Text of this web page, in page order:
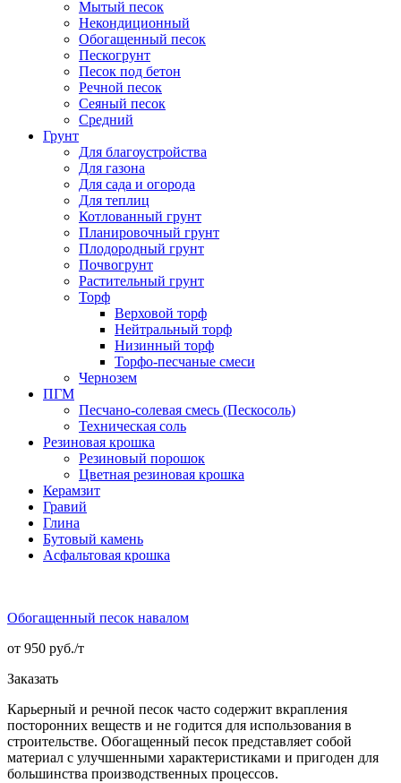
Мытый песок
Некондиционный
Обогащенный песок
Пескогрунт
Песок под бетон
Речной песок
Сеяный песок
Средний
Грунт
Для благоустройства
Для газона
Для сада и огорода
Для теплиц
Котлованный грунт
Планировочный грунт
Плодородный грунт
Почвогрунт
Растительный грунт
Торф
Верховой торф
Нейтральный торф
Низинный торф
Торфо-песчаные смеси
Чернозем
ПГМ
Песчано-солевая смесь (Пескосоль)
Техническая соль
Резиновая крошка
Резиновый порошок
Цветная резиновая крошка
Керамзит
Гравий
Глина
Бутовый камень
Асфальтовая крошка
Обогащенный песок навалом
от 950 руб./т
Заказать
Карьерный и речной песок часто содержит вкрапления
посторонних веществ и не годится для использования в
строительстве. Обогащенный песок представляет собой
материал с улучшенными характеристиками и пригоден для
большинства производственных процессов.